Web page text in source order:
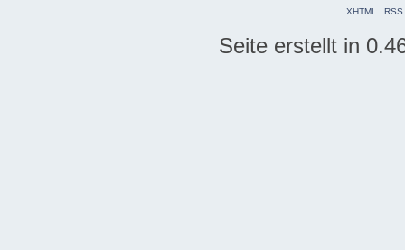
XHTML RSS
Seite erstellt in